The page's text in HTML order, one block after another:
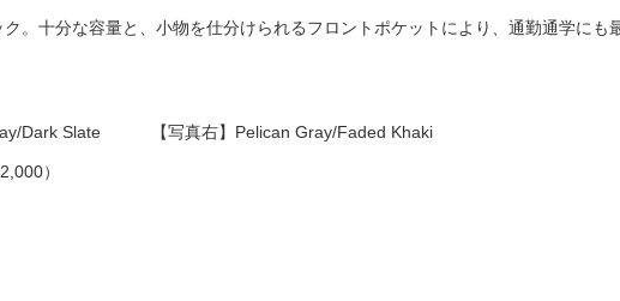
。⼗分な容量と、⼩物を仕分けられるフロントポケットにより、通勤通学にも
Dark Slate 【写真右】Pelican Gray/Faded Khaki
）